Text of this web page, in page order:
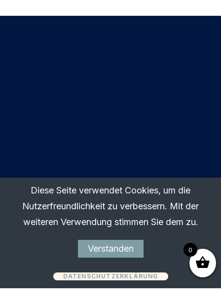
Kongressorganisation
S12! studio12 gmbh
6020 Innsbruck
M:lew@studio12.co.at
T:+43 660 7356983
Diese Seite verwendet Cookies, um die
Nutzerfreundlichkeit zu verbessern. Mit der
weiteren Verwendung stimmen Sie dem zu.
Verstanden
DATENSCHUTZERKLÄRUNG
0